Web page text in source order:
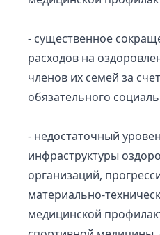
- существенное
расходов на
членов их семей за
обязательного
- недостаточный
инфраструктуры
организаций,
материально-
медицинской